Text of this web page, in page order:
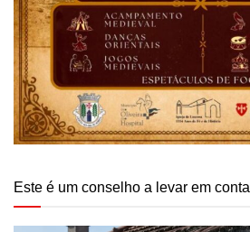
Este é um conselho a levar em conta